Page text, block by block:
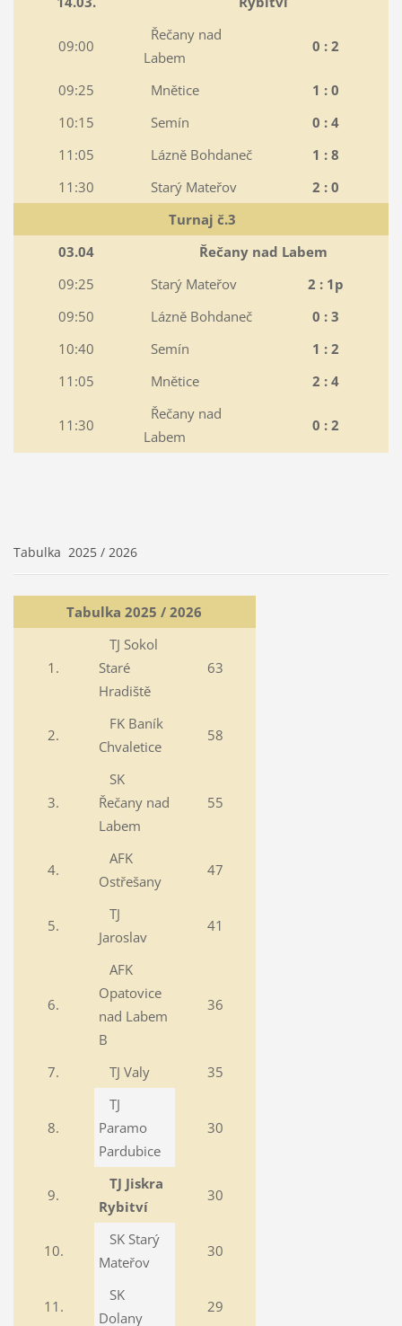
09:00
Řečany nad
Labem
0 : 2
09:25 Mnětice
1 : 0
10:15
Semín
0 : 4
11:05
Lázně Bohdaneč
1 : 8
11:30
Starý Mateřov
2 : 0
Turnaj č.3
03.04
Řečany nad Labem
09:25
Starý Mateřov
2 : 1p
09:50
Lázně Bohdaneč
0 : 3
10:40
Semín
1 : 2
11:05
Mnětice 2 : 4
11:30
Řečany nad
Labem
0 : 2
Tabulka 2025 / 2026
Tabulka 2025 / 2026
1.
TJ Sokol
Staré
Hradiště
63
2.
FK Baník
Chvaletice
58
3.
SK
Řečany nad
Labem
55
4.
AFK
Ostřešany
47
5.
TJ
Jaroslav
41
6.
AFK
Opatovice
nad Labem
B
36
7. TJ Valy 35
8.
TJ
Paramo
Pardubice
30
9.
TJ Jiskra
Rybitví
30
10.
SK Starý
Mateřov
30
11.
SK
Dolany
29